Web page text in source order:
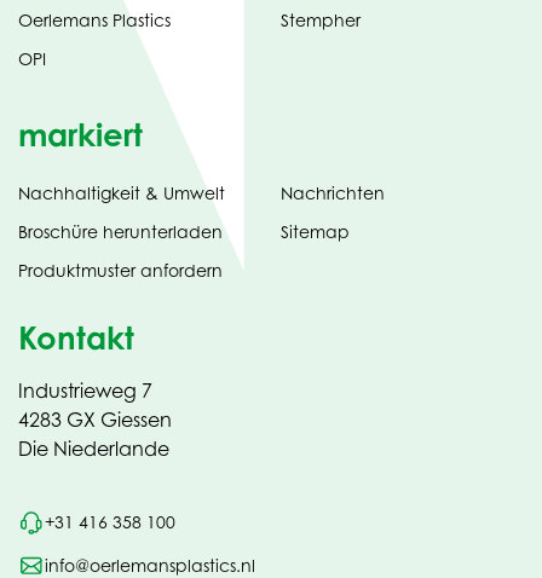
Oerlemans Plastics
OPI
Stempher
markiert
Nachhaltigkeit & Umwelt
Broschüre herunterladen(opens
in
new
Produktmuster anfordern
Nachrichten
Sitemap
Kontakt
Industrieweg 7
4283 GX Giessen
Die Niederlande
+31 416 358 100
info@oerlemansplastics.nl